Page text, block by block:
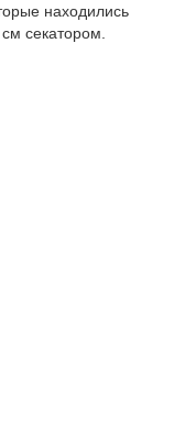
находились
секатором.